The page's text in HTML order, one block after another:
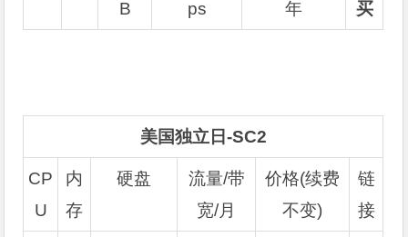
B
ps
年
买
美国独立日-SC2
CP
U
内
存
硬盘
流量/带
宽/月
价格(续费
不变)
链
接